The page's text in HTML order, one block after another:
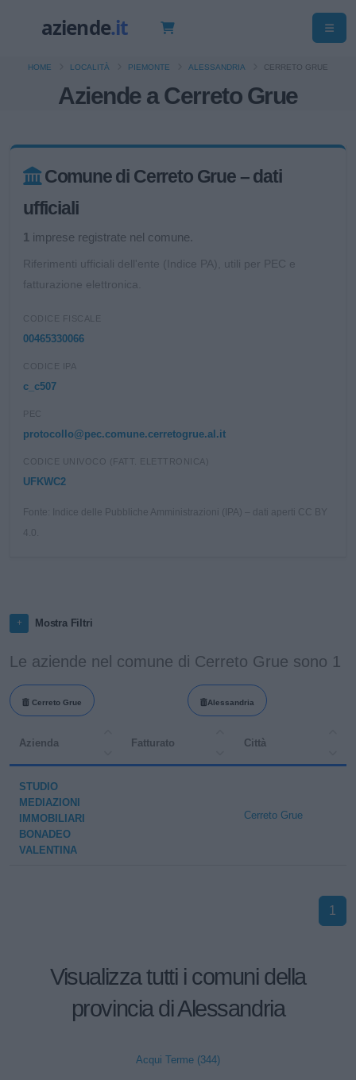
Aziende a Cerreto Grue
HOME LOCALITÀ PIEMONTE ALESSANDRIA CERRETO GRUE
Comune di Cerreto Grue – dati
ufficiali
1 imprese registrate nel comune.
Riferimenti ufficiali dell'ente (Indice PA), utili per PEC e
fatturazione elettronica.
CODICE FISCALE
00465330066
CODICE IPA
c_c507
PEC
protocollo@pec.comune.cerretogrue.al.it
CODICE UNIVOCO (FATT. ELETTRONICA)
UFKWC2
Fonte: Indice delle Pubbliche Amministrazioni (IPA) – dati aperti CC BY
Mostra Filtri
Le aziende nel comune di Cerreto Grue sono 1
Cerreto Grue Alessandria
Azienda Fatturato Città
STUDIO
MEDIAZIONI
IMMOBILIARI
BONADEO
VALENTINA
Cerreto Grue
1
Visualizza tutti i comuni della
provincia di Alessandria
Acqui Terme (344)